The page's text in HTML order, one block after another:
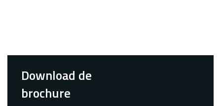
Download de
brochure